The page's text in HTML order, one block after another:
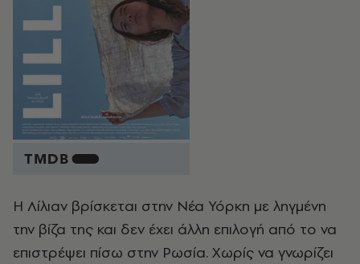
Η Λίλιαν βρίσκεται στην Νέα Υόρκη με ληγμένη
την βίζα της και δεν έχει άλλη επιλογή από το να
επιστρέψει πίσω στην Ρωσία. Χωρίς να γνωρίζει